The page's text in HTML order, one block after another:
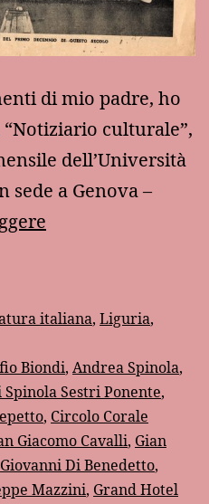
di mio padre, ho
culturale”,
dell’Università
sede a Genova –
un
culturale”
del
1955
italiana, Liguria,
Biondi, Andrea Spinola,
Spinola Sestri Ponente,
, Circolo Corale
Giacomo Cavalli, Gian
Giovanni Di Benedetto,
Mazzini, Grand Hotel